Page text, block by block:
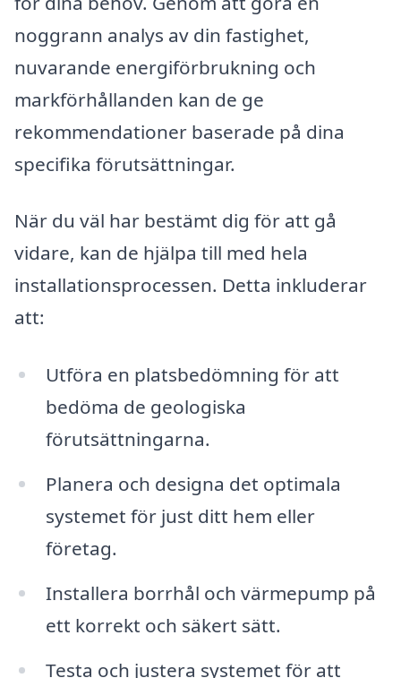
noggrann analys av din fastighet,
nuvarande energiförbrukning och
markförhållanden kan de ge
rekommendationer baserade på dina
specifika förutsättningar.
När du väl har bestämt dig för att gå
vidare, kan de hjälpa till med hela
installationsprocessen. Detta inkluderar
att:
Utföra en platsbedömning för att
bedöma de geologiska
förutsättningarna.
Planera och designa det optimala
systemet för just ditt hem eller
företag.
Installera borrhål och värmepump på
ett korrekt och säkert sätt.
Testa och justera systemet för att